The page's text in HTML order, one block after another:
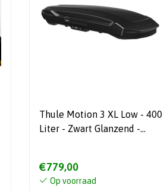
Thule Motion 3 XL Low - 400
Liter - Zwart Glanzend -
€779,00
Op voorraad